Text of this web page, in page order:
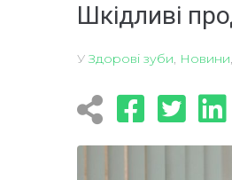
Шкідливі
УЗдорові зуби, Новини,